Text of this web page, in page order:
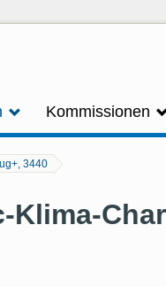
Kommissionen
3440
Klima-